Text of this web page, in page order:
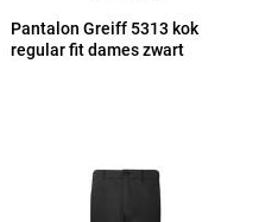
Pantalon Greiff 5313 kok
regular fit dames zwart